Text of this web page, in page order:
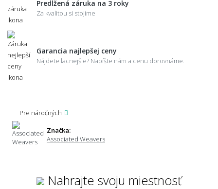
Predĺžená záruka na 3 roky
Za kvalitou si stojíme
Garancia najlepšej ceny
Nájdete lacnejšie? Napíšte nám a cenu dorovnáme.
Pre náročných
Značka:
Associated Weavers
Nahrajte svoju miestnosť